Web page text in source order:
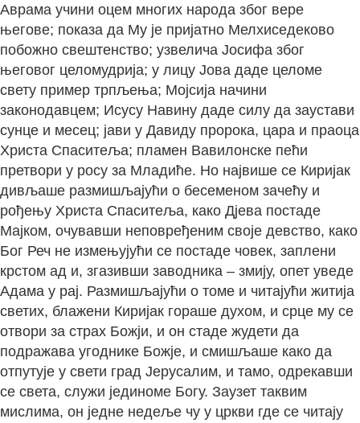
Аврама учини оцем многих народа због вере
његове; показа да Му је пријатно Мелхиседеково
побожно свештенство; узвелича Јосифа због
његовог целомудрија; у лицу Јова даде целоме
свету пример трпљења; Мојсија начини
законодавцем; Исусу Навину даде силу да заустави
сунце и месец; јави у Давиду пророка, цара и праоца
Христа Спаситеља; пламен Вавилонске пећи
претвори у росу за Младиће. Но највише се Киријак
дивљаше размишљајући о бесеменом зачећу и
рођењу Христа Спаситеља, како Дјева постаде
Мајком, очувавши неповређеним своје девство, како
Бог Реч не измењујући се постаде човек, заплени
крстом ад и, згазивши заводника – змију, опет уведе
Адама у рај. Размишљајући о томе и читајући житија
светих, блажени Киријак гораше духом, и срце му се
отвори за страх Божји, и он стаде жудети да
подражава угоднике Божје, и смишљаше како да
отпутује у свети град Јерусалим, и тамо, одрекавши
се света, служи јединоме Богу. Заузет таквим
мислима, он једне недеље чу у цркви где се читају